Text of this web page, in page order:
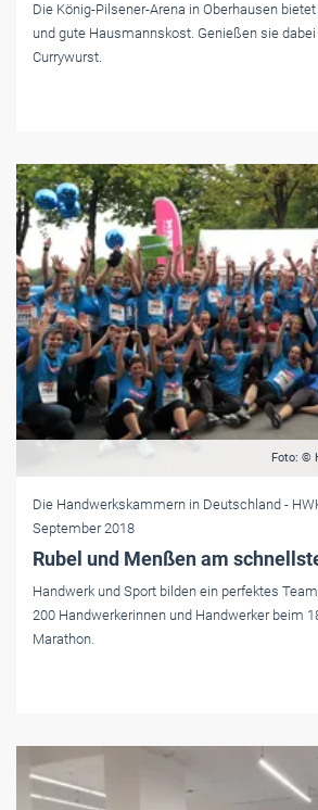
Die ­König-Pilsener-Arena in Oberhausen
und gute Hausmannskost. Genießen sie
Currywurst.
Foto: ©
Die Handwerkskammern in Deutschland -
September 2018
Rubel und Menßen am
Handwerk und Sport bilden ein perfektes
200 Handwerkerinnen und Handwerker beim
Marathon.